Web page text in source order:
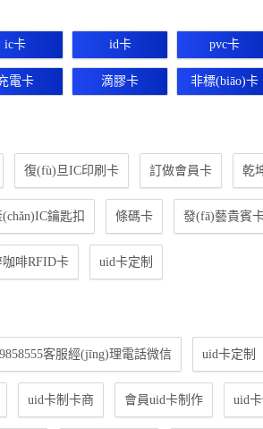
ic卡 id卡 pvc卡
電卡 滴膠卡 非標(biāo)卡
復(fù)旦IC印刷卡 訂做會員卡 乾
(chǎn)IC鑰匙扣 條碼卡 發(fā)藝貴賓
咖啡RFID卡 uid卡定制
客服經(jīng)理電話微信 uid卡定制
uid卡制卡商 會員uid卡制作 uid